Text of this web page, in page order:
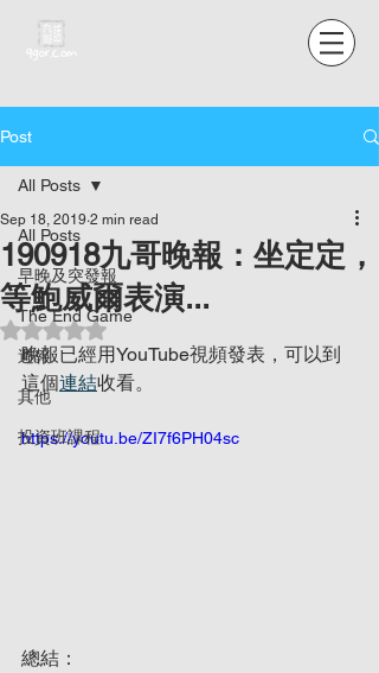
Post
All Posts
早晚及突發報
The End Game
週報
其他
投資班課程
All Posts
190918九哥晚報：坐定定，
等鮑威爾表演...
Sep 18, 2019 2 min read
Rated NaN out of 5 stars.
晚報已經用YouTube視頻發表，可以到
這個連結收看。
https://youtu.be/ZI7f6PH04sc
總結：